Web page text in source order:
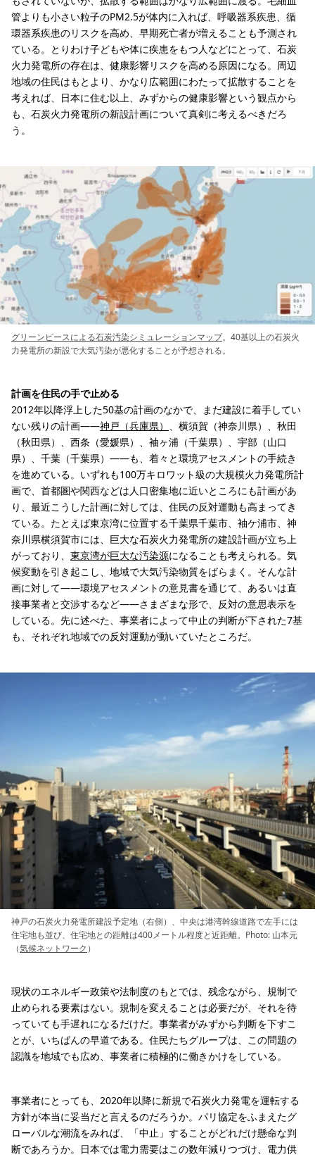
管よりも小さい粒子のPM2.5が体内に入れば、呼吸器系疾患、循
環器系疾患のリスクを高め、早期死亡者が増えることも予測され
ている。とりわけ子どもや体に疾患をもつ人などにとって、石炭
火力発電所の存在は、健康影響リスクを高める原因になる。周辺
地域の住民はもとより、かなり広範囲にわたって拡散することを
考えれば、日本に住む以上、みずからの健康影響という観点から
も、石炭火力発電所の新設計画について真剣に考えるべきだろ
う。
グリーンピースによる石炭汚染シミュレーションマップ。40基以上の石炭火
力発電所の新設で大気汚染が悪化することが予想される。
計画を住民の手で止める
2012年以降浮上した50基の計画のなかで、まだ建設に着手してい
ない残りの計画――神戸（兵庫県） 、横須賀（神奈川県）、秋田
（秋田県）、西条（愛媛県）、袖ヶ浦（千葉県）、宇部（山口
県）、千葉（千葉県）――も、着々と環境アセスメントの手続き
を進めている。いずれも100万キロワット級の大規模火力発電所計
画で、首都圏や関西などは人口密集地に近いところにも計画があ
り、最近こうした計画に対しては、住民の反対運動も高まってき
ている。たとえば東京湾に位置する千葉県千葉市、袖ケ浦市、神
奈川県横須賀市には、巨大な石炭火力発電所の建設計画が立ち上
がっており、 東京湾が巨大な汚染源になることも考えられる。気
候変動を引き起こし、地域で大気汚染物質をばらまく。そんな計
画に対して――環境アセスメントの意見書を通じて、あるいは直
接事業者と交渉するなど――さまざまな形で、反対の意思表示を
している。先に述べた、事業者によって中止の判断が下された7基
も、それぞれ地域での反対運動が動いていたところだ。
神戸の石炭火力発電所建設予定地（右側）、中央は港湾幹線道路で左手には
住宅地も並び、住宅地との距離は400メートル程度と近距離。Photo: 山本元
（気候ネットワーク ）
現状のエネルギー政策や法制度のもとでは、残念ながら、規制で
止められる要素はない。規制を変えることは必要だが、それを待
っていても手遅れになるだけだ。事業者がみずから判断を下すこ
とが、いちばんの早道である。住民たちグループは、この問題の
認識を地域でも広め、事業者に積極的に働きかけをしている。
事業者にとっても、2020年以降に新規で石炭火力発電を運転する
方針が本当に妥当だと言えるのだろうか。パリ協定をふまえたグ
ローバルな潮流をみれば、「中止」することがどれだけ懸命な判
断であろうか。日本では電力需要はこの数年減りつづけ、電力供